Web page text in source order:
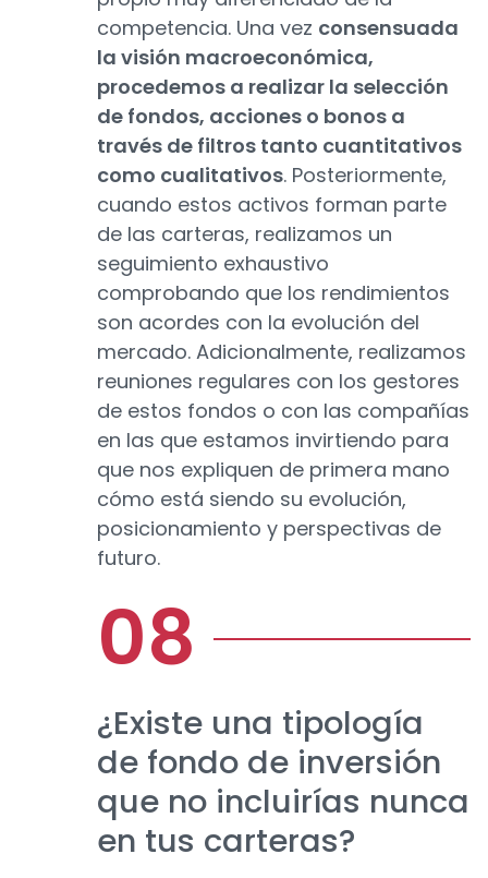
competencia. Una vez consensuada
la visión macroeconómica,
procedemos a realizar la selección
de fondos, acciones o bonos a
través de filtros tanto cuantitativos
como cualitativos. Posteriormente,
cuando estos activos forman parte
de las carteras, realizamos un
seguimiento exhaustivo
comprobando que los rendimientos
son acordes con la evolución del
mercado. Adicionalmente, realizamos
reuniones regulares con los gestores
de estos fondos o con las compañías
en las que estamos invirtiendo para
que nos expliquen de primera mano
cómo está siendo su evolución,
posicionamiento y perspectivas de
futuro.
¿Existe una tipología
de fondo de inversión
que no incluirías nunca
en tus carteras?